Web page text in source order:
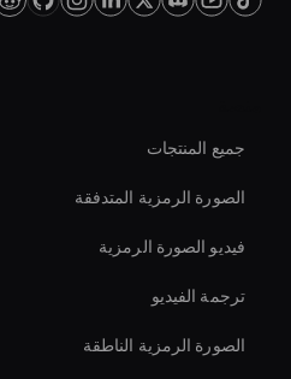
جميع المنتجات
الصورة الرمزية المتدفقة
فيديو الصورة الرمزية
ترجمة الفيديو
الصورة الرمزية الناطقة